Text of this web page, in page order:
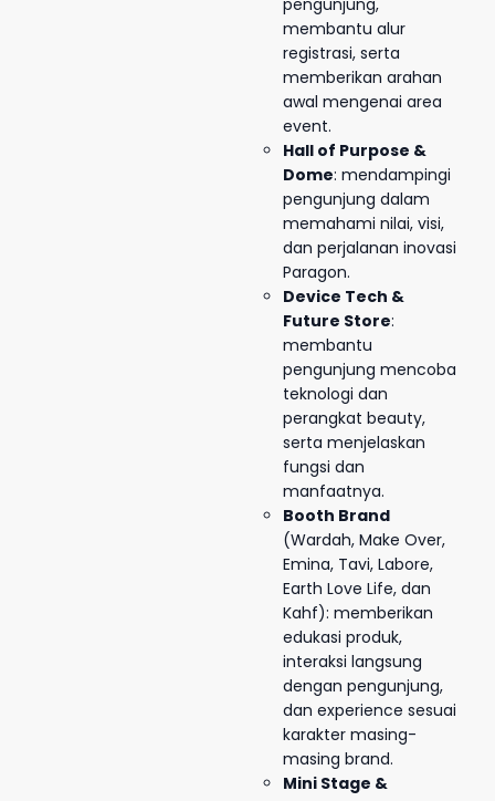
membantu alur
registrasi, serta
memberikan arahan
awal mengenai area
event.
Hall of Purpose &
Dome: mendampingi
pengunjung dalam
memahami nilai, visi,
dan perjalanan inovasi
Paragon.
Device Tech &
Future Store:
membantu
pengunjung mencoba
teknologi dan
perangkat beauty,
serta menjelaskan
fungsi dan
manfaatnya.
Booth Brand
(Wardah, Make Over,
Emina, Tavi, Labore,
Earth Love Life, dan
Kahf): memberikan
edukasi produk,
interaksi langsung
dengan pengunjung,
dan experience sesuai
karakter masing-
masing brand.
Mini Stage &